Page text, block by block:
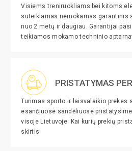
Visiems treniruokliams bei kitoms
suteikiamas nemokamas garantinis
nuo 2 metų ir daugiau. Garantijai
teikiamos mokamo techninio
PRISTATYMAS
Turimas sporto ir laisvalaikio prekes
esančiuose sandėliuose
visoje Lietuvoje. Kai kurių prekių
skirtis.